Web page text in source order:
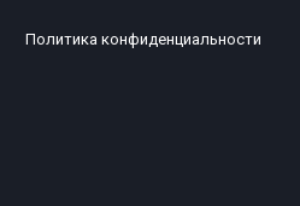
Политика конфиденциальности